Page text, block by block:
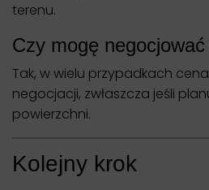
terenu.
Czy mogę negocjować
Tak, w wielu przypadkach
negocjacji, zwłaszcza jeśli
powierzchni.
Kolejny krok